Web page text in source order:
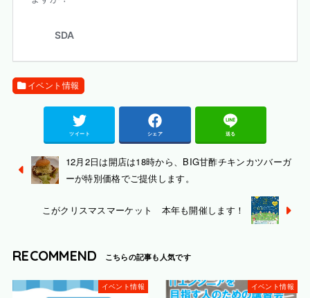
イベント情報
ツイート シェア 送る
12月2日は開店は18時から、BIG甘酢チキンカツバーガ
ーが特別価格でご提供します。
こがクリスマスマーケット 本年も開催します！
RECOMMEND
イベント情報 イベント情報